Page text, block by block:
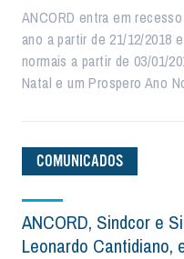
ANCORD entra em
ano a partir de 21/12/2018
normais a partir de 03/01/
Natal e um Prospero Ano
COMUNICADOS
ANCORD, Sindcor e
Leonardo Cantidiano,